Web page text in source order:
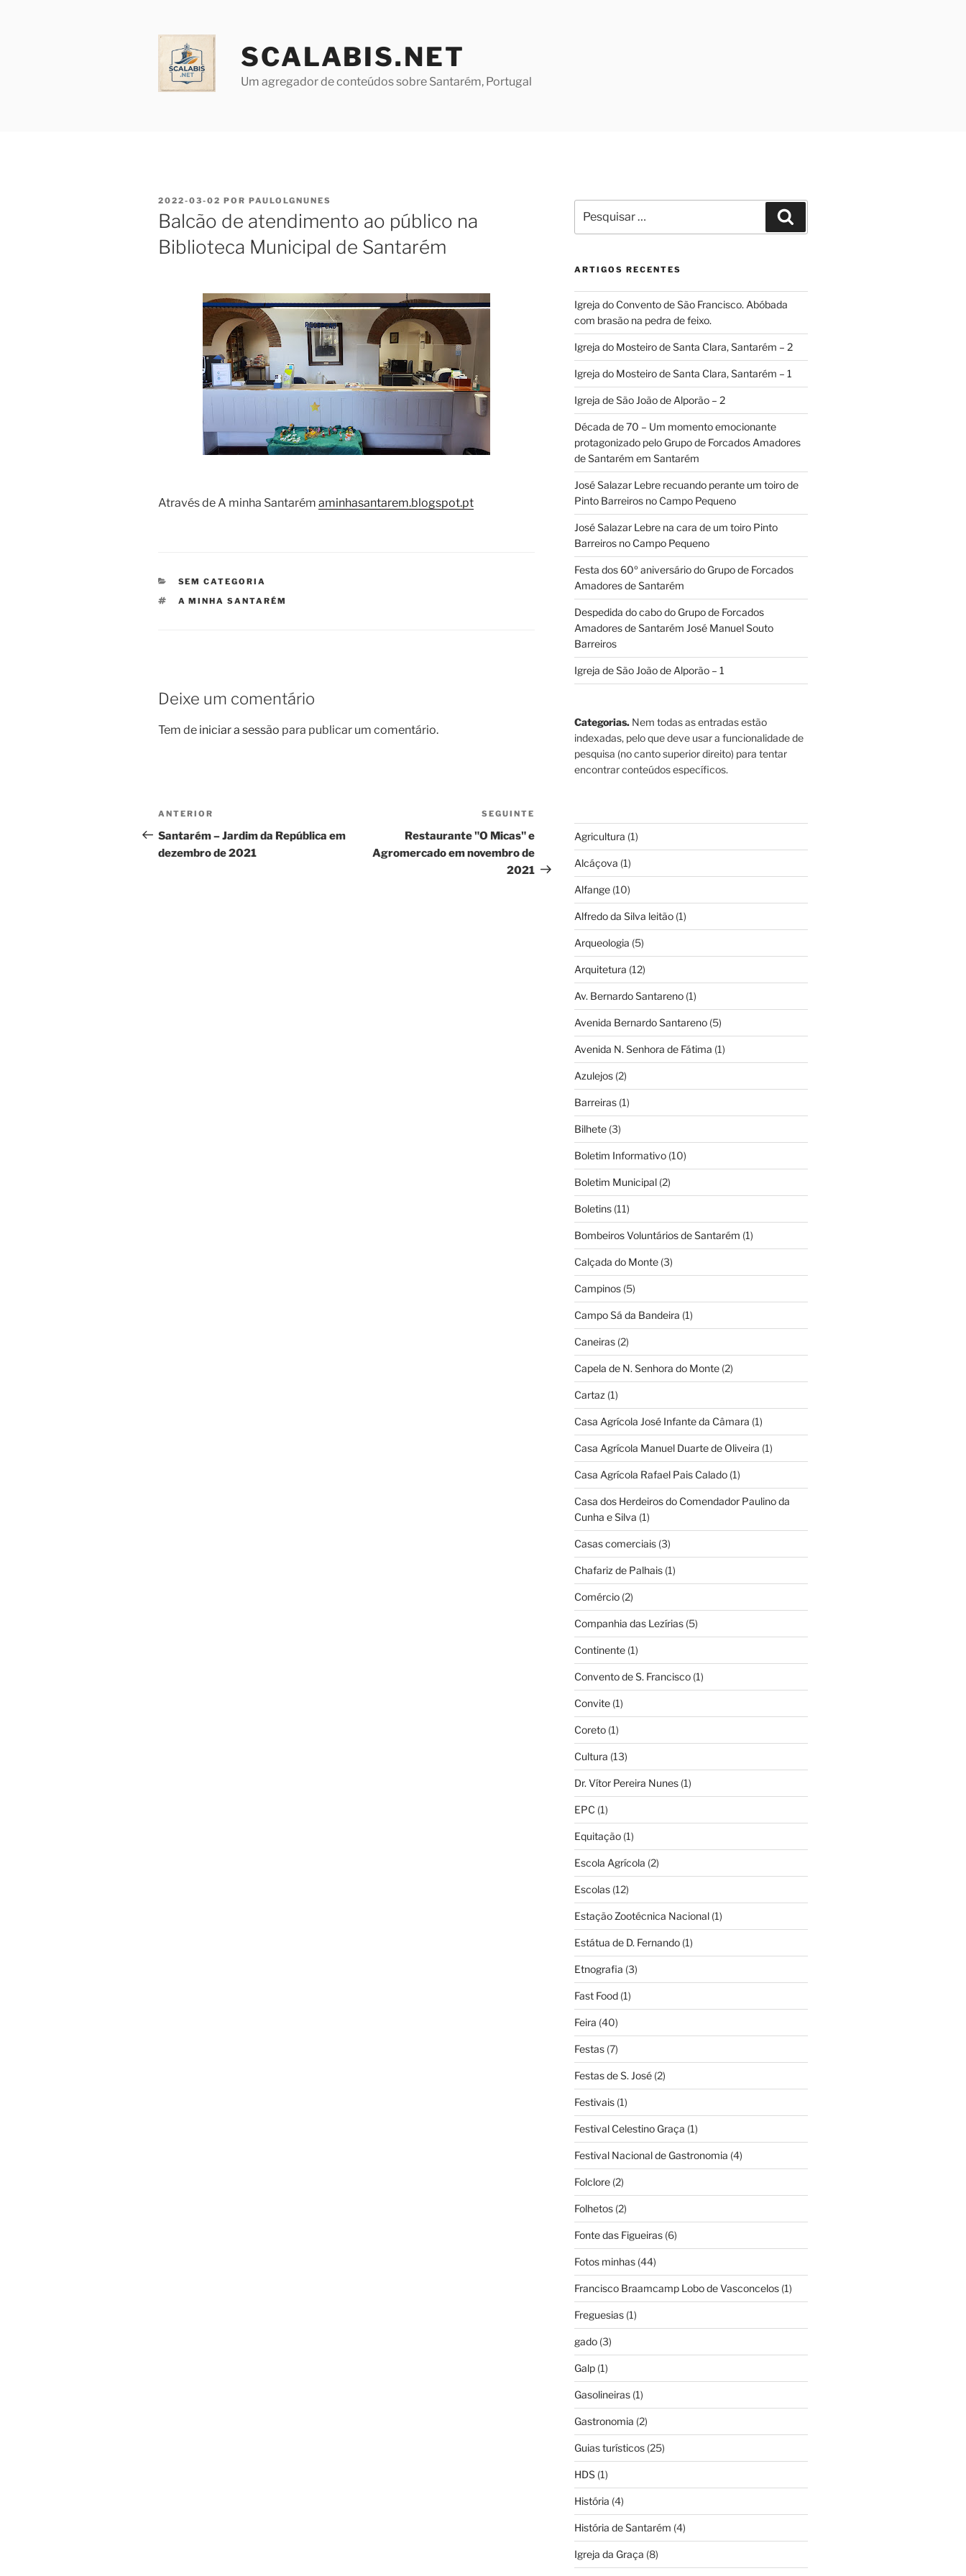
SCALABIS.NET
Um agregador de conteúdos sobre Santarém, Portugal
PUBLICADO
EM
2022-03-02 POR PAULOLGNUNES
Balcão de atendimento ao público na
Biblioteca Municipal de Santarém
Através de A minha Santarém aminhasantarem.blogspot.pt
CATEGORIAS
SEM CATEGORIA
ETIQUETAS
A MINHA SANTARÉM
Deixe um comentário
Tem de iniciar a sessão para publicar um comentário.
Navegação
de
artigos
Conteúdo
anterior
ANTERIOR
Santarém – Jardim da República em
dezembro de 2021
seguinte
SEGUINTE
Restaurante "O Micas" e
Agromercado em novembro de
2021
por:
ARTIGOS RECENTES
Igreja do Convento de São Francisco. Abóbada
com brasão na pedra de feixo.
Igreja do Mosteiro de Santa Clara, Santarém – 2
Igreja do Mosteiro de Santa Clara, Santarém – 1
Igreja de São João de Alporão – 2
Década de 70 – Um momento emocionante
protagonizado pelo Grupo de Forcados Amadores
de Santarém em Santarém
José Salazar Lebre recuando perante um toiro de
Pinto Barreiros no Campo Pequeno
José Salazar Lebre na cara de um toiro Pinto
Barreiros no Campo Pequeno
Festa dos 60º aniversário do Grupo de Forcados
Amadores de Santarém
Despedida do cabo do Grupo de Forcados
Amadores de Santarém José Manuel Souto
Barreiros
Igreja de São João de Alporão – 1
Categorias.Nem todas as entradas estão
indexadas, pelo que deve usar a funcionalidade de
pesquisa (no canto superior direito) para tentar
encontrar conteúdos específicos.
Agricultura (1)
Alcáçova (1)
Alfange(10)
Alfredo da Silva leitão(1)
Arqueologia (5)
Arquitetura (12)
Av. Bernardo Santareno(1)
Avenida Bernardo Santareno(5)
Avenida N. Senhora de Fátima (1)
Azulejos(2)
Barreiras(1)
Bilhete(3)
Boletim Informativo(10)
Boletim Municipal(2)
Boletins(11)
Bombeiros Voluntários de Santarém (1)
Calçada do Monte(3)
Campinos(5)
Campo Sá da Bandeira (1)
Caneiras(2)
Capela de N. Senhora do Monte(2)
Cartaz (1)
Casa Agrícola José Infante da Câmara (1)
Casa Agrícola Manuel Duarte de Oliveira (1)
Casa Agrícola Rafael Pais Calado(1)
Casa dos Herdeiros do Comendador Paulino da
Cunha e Silva (1)
Casas comerciais(3)
Chafariz de Palhais(1)
Comércio(2)
Companhia das Lezírias(5)
Continente(1)
Convento de S. Francisco(1)
Convite(1)
Coreto(1)
Cultura (13)
Dr. Vítor Pereira Nunes(1)
EPC (1)
Equitação(1)
Escola Agrícola (2)
Escolas(12)
Estação Zootécnica Nacional(1)
Estátua de D. Fernando(1)
Etnografia (3)
Fast Food(1)
Feira (40)
Festas(7)
Festas de S. José(2)
Festivais(1)
Festival Celestino Graça (1)
Festival Nacional de Gastronomia (4)
Folclore(2)
Folhetos(2)
Fonte das Figueiras(6)
Fotos minhas(44)
Francisco Braamcamp Lobo de Vasconcelos(1)
Freguesias(1)
gado(3)
Galp(1)
Gasolineiras(1)
Gastronomia (2)
Guias turísticos(25)
HDS(1)
História (4)
História de Santarém (4)
Igreja da Graça (8)